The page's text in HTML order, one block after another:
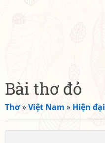
Bài thơ đỏ
Thơ»Việt Nam » Hiện đại